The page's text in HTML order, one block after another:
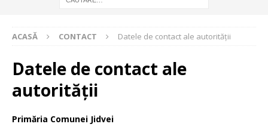
ACASĂ CONTACT Datele de contact ale autorității
Datele de contact ale
autorității
Primăria Comunei Jidvei